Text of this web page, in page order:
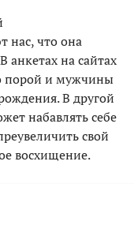
нас, что она
на сайтах
порой и мужчины
В другой
набавлять себе
свой
восхищение.